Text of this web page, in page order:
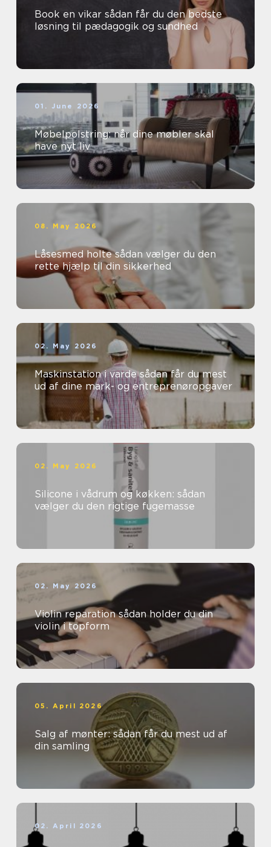
Book en vikar sådan får du den bedste
løsning til pædagogik og sundhed
01. June 2026
Møbelpolstring: når dine møbler skal
have nyt liv
08. May 2026
Låsesmed holte sådan vælger du den
rette hjælp til din sikkerhed
02. May 2026
Maskinstation i varde sådan får du mest
ud af dine mark- og entreprenøropgaver
02. May 2026
Silicone i vådrum og køkken: sådan
vælger du den rigtige fugemasse
02. May 2026
Violin reparation sådan holder du din
violin i topform
05. April 2026
Salg af mønter: sådan får du mest ud af
din samling
02. April 2026